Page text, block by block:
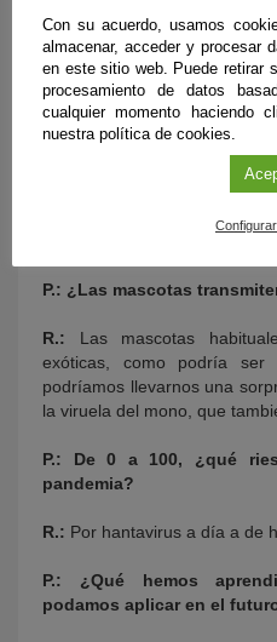
exteriores. Airear los
higiene más importantes,
para evitar contagios de
hantavirus.
P.: Ya que hablamos de
pueden transmitir
No, de ninguna manera
P.: ¿Las mascotas
R.: Las mascotas
exóticas, como podría ser
podríamos llevarnos una
la viruela del mono, que
P.: De 0 a 100, ¿qué
pandemia?
R.: Por hantavirus a día a de
P.: ¿Qué hemos
podamos aplicar en el
Con su acuerdo, usamos
almacenar, acceder y procesar
en este sitio web. Puede retirar
procesamiento de datos
cualquier momento haciendo
nuestra política de cookies.